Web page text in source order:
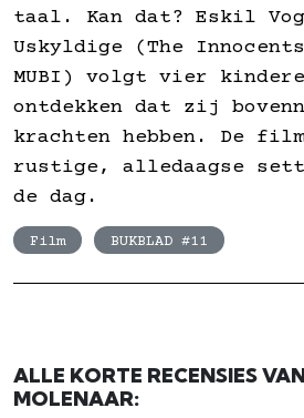
taal. Kan dat? Eskil
Uskyldige (The
MUBI) volgt vier
ontdekken dat zij
krachten hebben. De
rustige, alledaagse
de dag.
Film BUKBLAD #11
ALLE KORTE RECENSIES
MOLENAAR: